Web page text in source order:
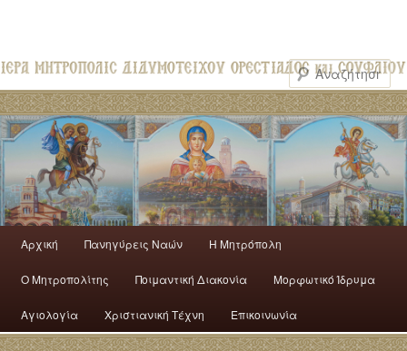
Αρχική Πανηγύρεις Ναών H Mητρόπολη
Ο Mητροπολίτης Ποιμαντική Διακονία Μορφωτικό Ίδρυμα
Αγιολογία Χριστιανική Τέχνη Επικοινωνία